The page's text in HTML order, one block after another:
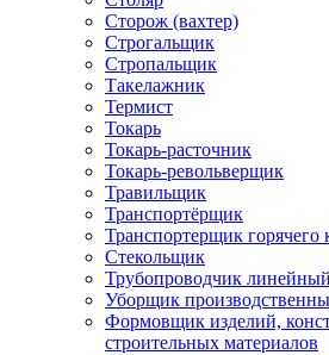
Сторож (вахтер)
Строгальщик
Стропальщик
Такелажник
Термист
Токарь
Токарь-расточник
Токарь-револьверщик
Травильщик
Транспортёрщик
Транспортерщик горячего
Стекольщик
Трубопроводчик линейный
Уборщик
Формовщик изделий,
строительных материалов